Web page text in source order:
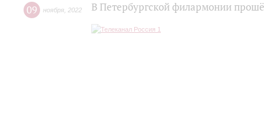
09 ноября 2022 В Петербургской филармонии